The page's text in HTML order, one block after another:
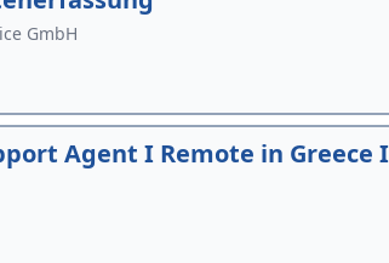
GmbH
Agent I Remote in Greece